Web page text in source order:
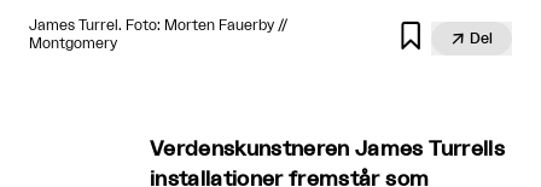
James Turrel. Foto: Morten Fauerby //
Montgomery
  Del
Verdenskunstneren James Turrells
installationer fremstår som